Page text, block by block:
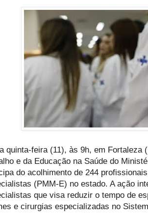
quinta-feira (11), às 9h, em Fortaleza
e da Educação na Saúde do
do acolhimento de 244
(PMM-E) no estado. A ação
que visa reduzir o tempo de
e cirurgias especializadas no